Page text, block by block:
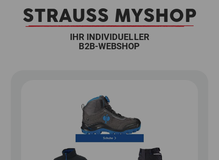
STRAUSS MYSHOP
IHR INDIVIDUELLER
B2B-WEBSHOP